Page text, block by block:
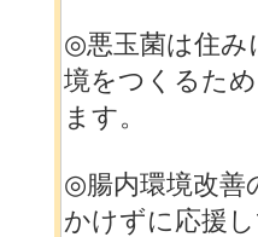
◎悪玉菌は住み
境をつくるた
ます。
◎腸内環境改善
かけずに応援